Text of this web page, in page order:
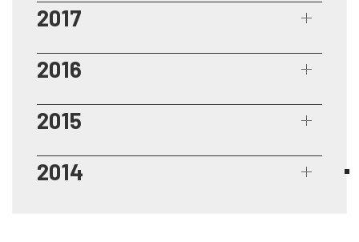
2017
2016
2015
2014